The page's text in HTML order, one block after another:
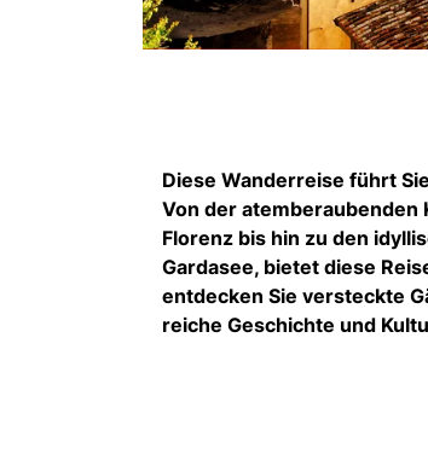
Diese Wanderreise führt
Von der atemberaubenden
Florenz bis hin zu den
Gardasee, bietet diese
entdecken Sie versteckte
reiche Geschichte und